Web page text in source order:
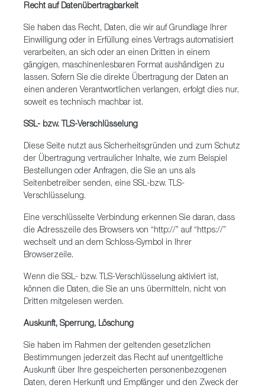
Recht auf Datenübertragbarkeit
Sie haben das Recht, Daten, die wir auf Grundlage Ihrer
Einwilligung oder in Erfüllung eines Vertrags automatisiert
verarbeiten, an sich oder an einen Dritten in einem
gängigen, maschinenlesbaren Format aushändigen zu
lassen. Sofern Sie die direkte Übertragung der Daten an
einen anderen Verantwortlichen verlangen, erfolgt dies nur,
soweit es technisch machbar ist.
SSL- bzw. TLS-Verschlüsselung
Diese Seite nutzt aus Sicherheitsgründen und zum Schutz
der Übertragung vertraulicher Inhalte, wie zum Beispiel
Bestellungen oder Anfragen, die Sie an uns als
Seitenbetreiber senden, eine SSL-bzw. TLS-
Verschlüsselung.
Eine verschlüsselte Verbindung erkennen Sie daran, dass
die Adresszeile des Browsers von “http://” auf “https://”
wechselt und an dem Schloss-Symbol in Ihrer
Browserzeile.
Wenn die SSL- bzw. TLS-Verschlüsselung aktiviert ist,
können die Daten, die Sie an uns übermitteln, nicht von
Dritten mitgelesen werden.
Auskunft, Sperrung, Löschung
Sie haben im Rahmen der geltenden gesetzlichen
Bestimmungen jederzeit das Recht auf unentgeltliche
Auskunft über Ihre gespeicherten personenbezogenen
Daten, deren Herkunft und Empfänger und den Zweck der